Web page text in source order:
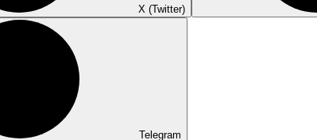
X (Twitter)
Telegram